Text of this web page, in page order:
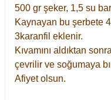
500 gr şeker, 1,5 su
Kaynayan bu şerbete
3karanfil eklenir.
Kıvamını aldıktan
çevrilir ve soğumaya
Afiyet olsun.